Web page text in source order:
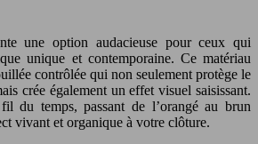
une option audacieuse pour ceux qui
unique et contemporaine. Ce matériau
contrôlée qui non seulement protège le
crée également un effet visuel saisissant.
du temps, passant de l’orangé au brun
vivant et organique à votre clôture.